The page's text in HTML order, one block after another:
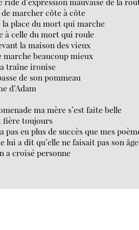
marcher côte à côte
place du mort qui marche
à celle du mort qui roule
la maison des vieux
marche beaucoup mieux
traîne ironise
de son pommeau
d’Adam
ma mère s’est faite belle
fière toujours
pas eu plus de succès que mes
lui a dit qu’elle ne faisait pas son âge
a croisé personne